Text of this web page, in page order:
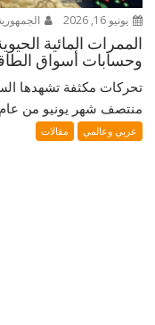
يونيو 16, 2026
الممرات المائية
وحسابات أسواق
تحركات مكثفة تشهدها
منتصف شهر يونيو من عام 2026، حيث تتجه...
عربي وعالمي مقالات